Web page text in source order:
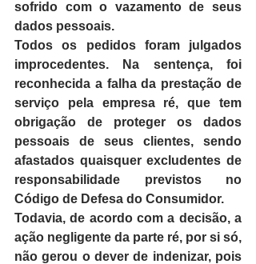
sofrido com o vazamento de seus
dados pessoais.
Todos os pedidos foram julgados
improcedentes. Na sentença, foi
reconhecida a falha da prestação de
serviço pela empresa ré, que tem
obrigação de proteger os dados
pessoais de seus clientes, sendo
afastados quaisquer excludentes de
responsabilidade previstos no
Código de Defesa do Consumidor.
Todavia, de acordo com a decisão, a
ação negligente da parte ré, por si só,
não gerou o dever de indenizar, pois